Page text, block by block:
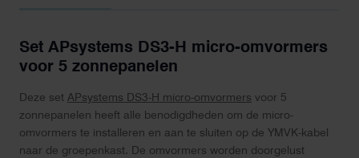
Set APsystems DS3-H micro-omvormers
voor 5 zonnepanelen
Deze set APsystems DS3-H micro-omvormers voor 5
zonnepanelen heeft alle benodigdheden om de micro-
omvormers te installeren en aan te sluiten op de YMVK-kabel
naar de groepenkast. De omvormers worden doorgelust